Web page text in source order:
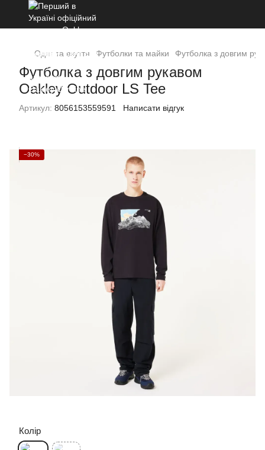
Одяг та взуття Футболки та майки Футболка з довгим
Футболка з довгим рукавом
Oakley Outdoor LS Tee
Артикул: 8056153559591 Написати відгук
−30%
Колір